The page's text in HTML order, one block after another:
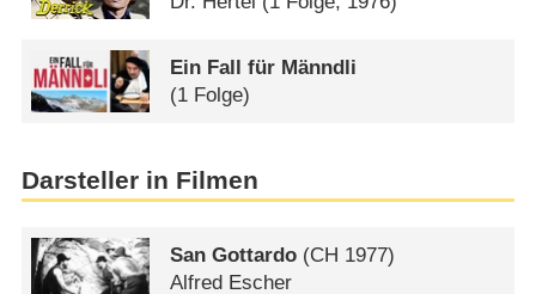
Ein Fall für Männdli
(1 Folge)
Darsteller in Filmen
San Gottardo (CH 1977)
Alfred Escher